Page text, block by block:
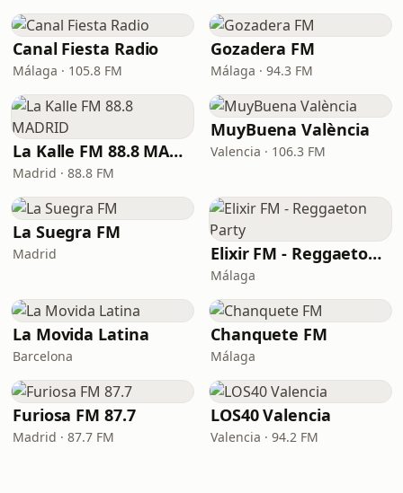
Canal Fiesta Radio
Málaga · 105.8 FM
Gozadera FM
Málaga · 94.3 FM
La Kalle FM 88.8 MADRID
Madrid · 88.8 FM
MuyBuena València
Valencia · 106.3 FM
La Suegra FM
Madrid Elixir FM - Reggaeton Party
Málaga
La Movida Latina
Barcelona
Chanquete FM
Málaga
Furiosa FM 87.7
Madrid · 87.7 FM
LOS40 Valencia
Valencia · 94.2 FM